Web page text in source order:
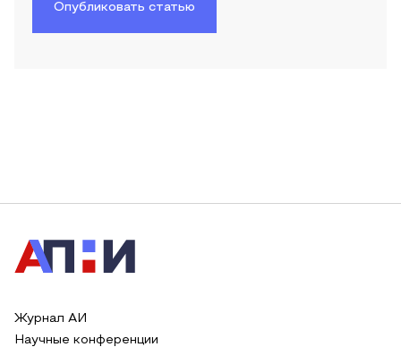
Опубликовать статью
Журнал АИ
Научные конференции